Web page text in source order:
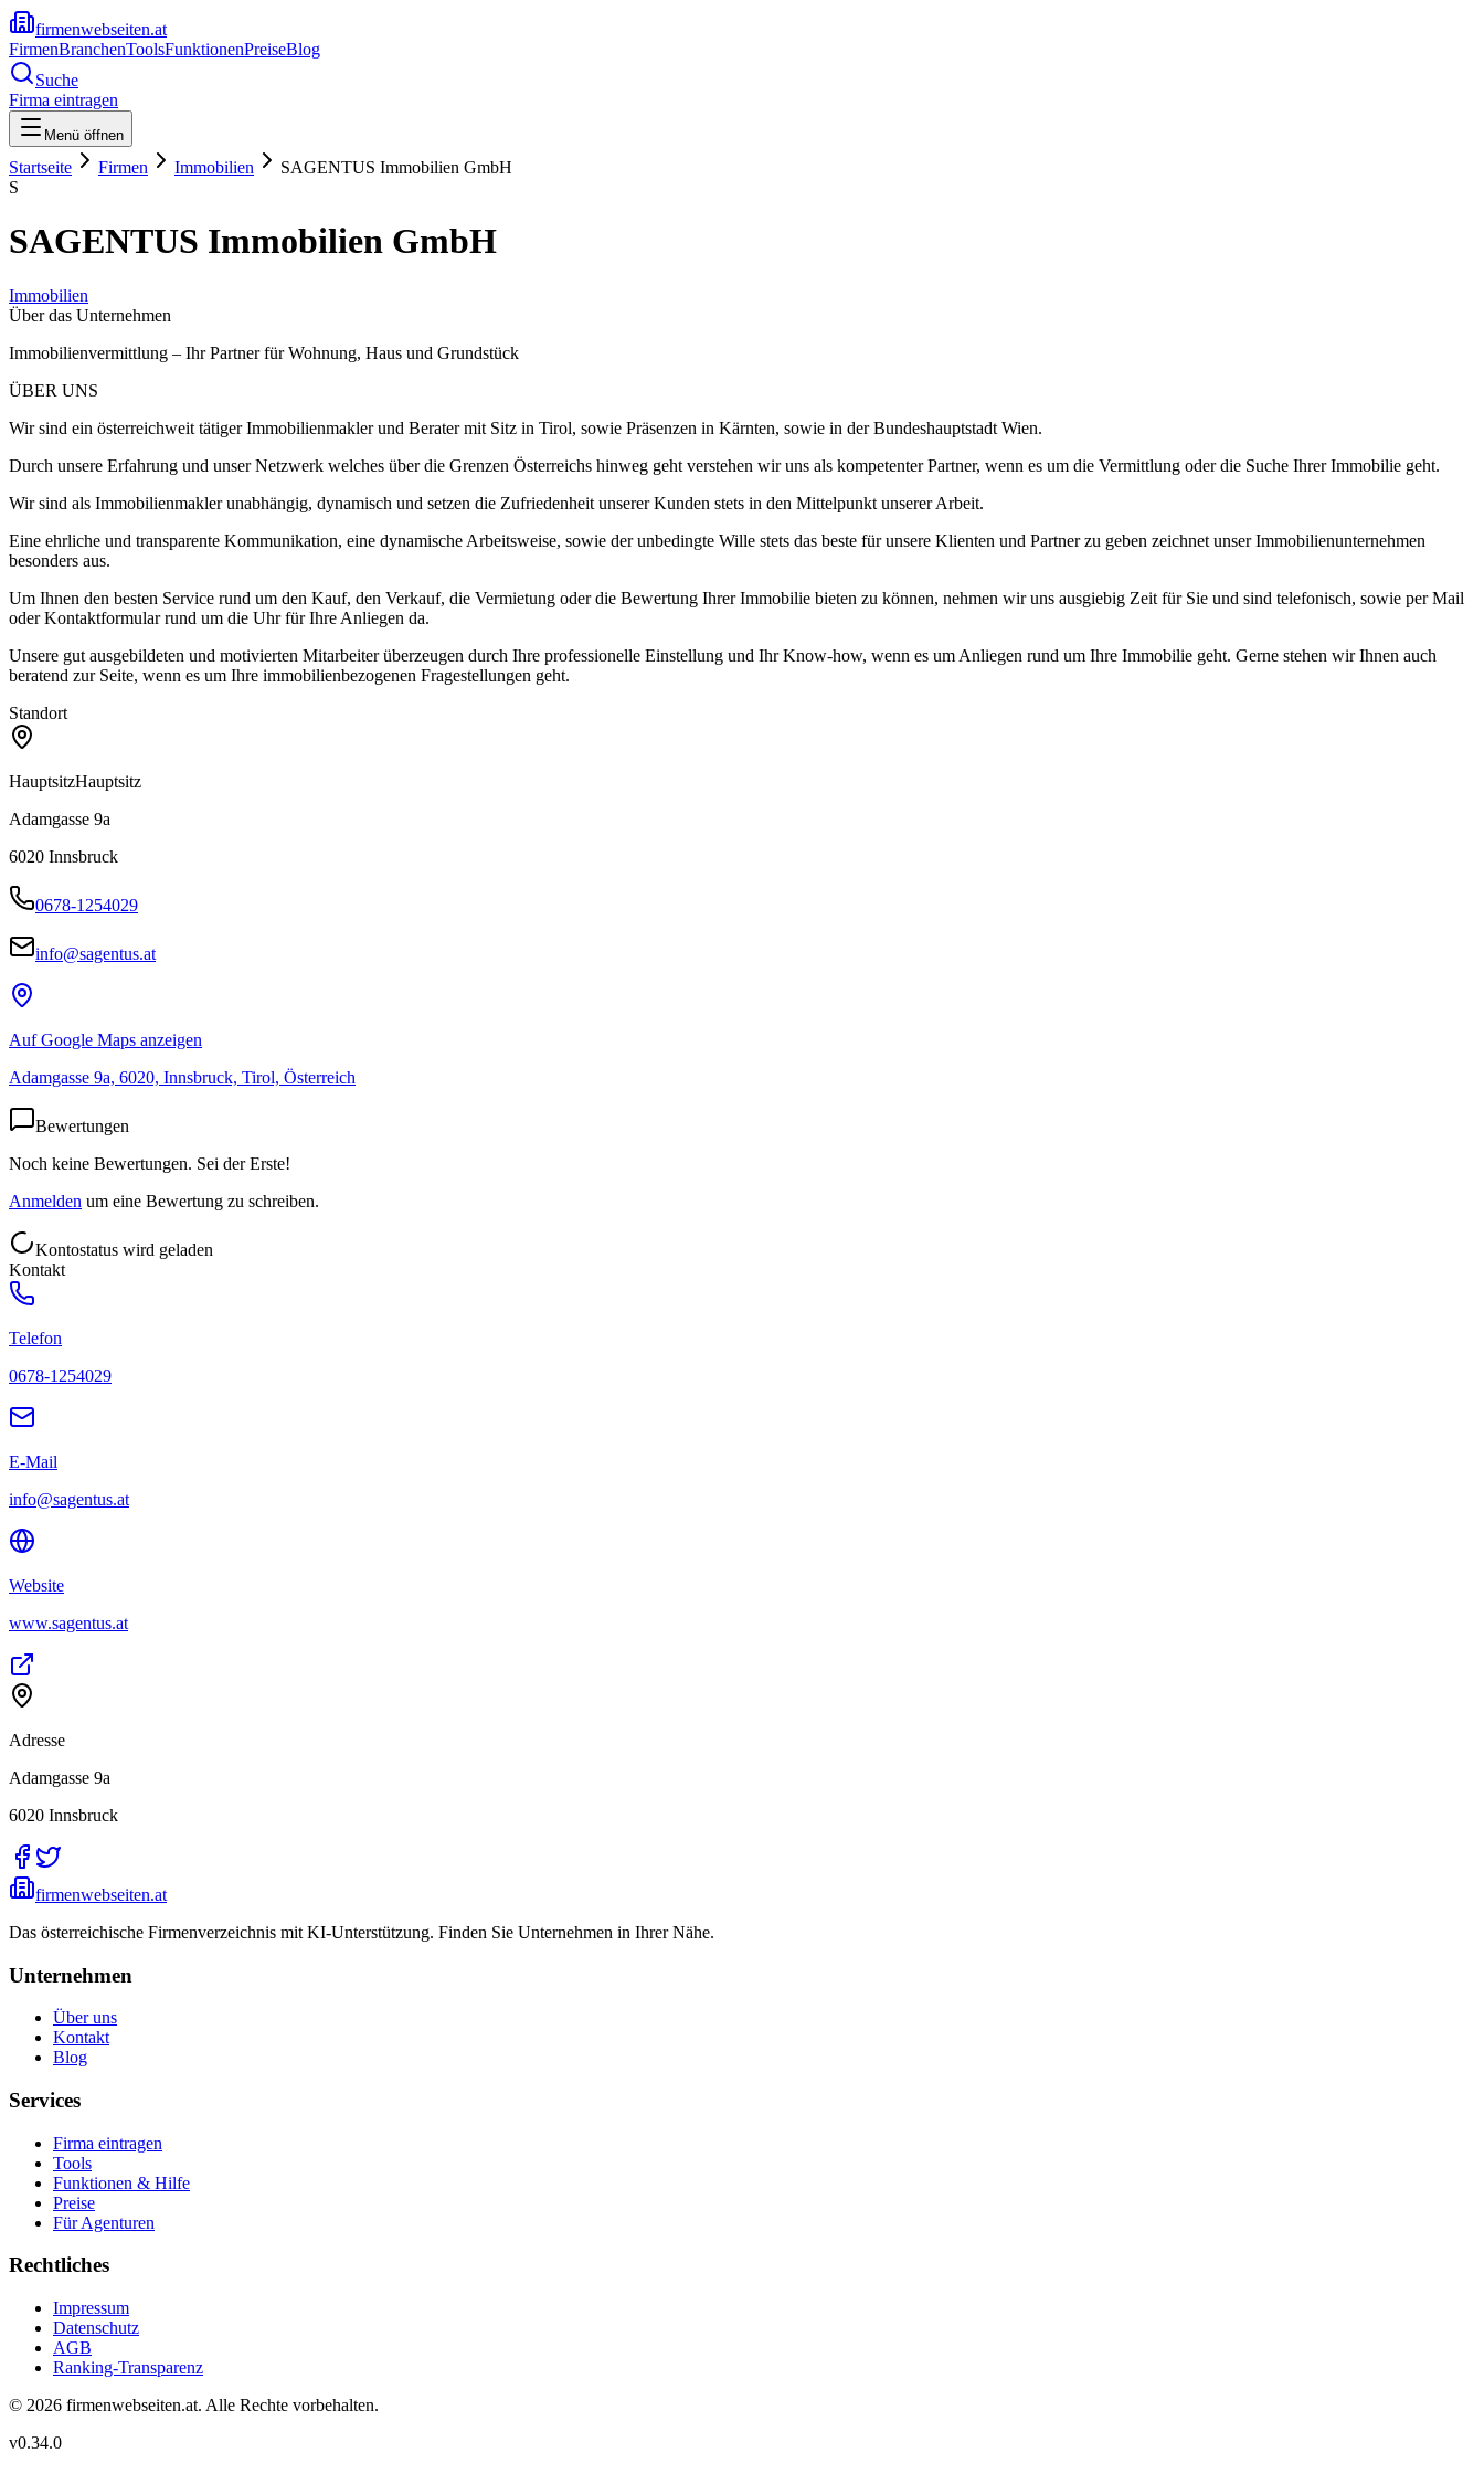
firmenwebseiten.at
FirmenBranchenToolsFunktionenPreiseBlog
Suche
Firma eintragen
Menü öffnen
Startseite Firmen Immobilien
SAGENTUS Immobilien GmbH
S
SAGENTUS Immobilien GmbH
Immobilien
Über das Unternehmen
Immobilienvermittlung – Ihr Partner für Wohnung, Haus und Grundstück
ÜBER UNS
Wir sind ein österreichweit tätiger Immobilienmakler und Berater mit Sitz in Tirol, sowie Präsenzen in Kärnten, sowie in der Bundeshauptstadt Wien.
Durch unsere Erfahrung und unser Netzwerk welches über die Grenzen Österreichs hinweg geht verstehen wir uns als kompetenter Partner, wenn es um die Vermittlung oder die Suche Ihrer Immobilie geht.
Wir sind als Immobilienmakler unabhängig, dynamisch und setzen die Zufriedenheit unserer Kunden stets in den Mittelpunkt unserer Arbeit.
Eine ehrliche und transparente Kommunikation, eine dynamische Arbeitsweise, sowie der unbedingte Wille stets das beste für unsere Klienten und Partner zu geben zeichnet unser Immobilienunternehmen
besonders aus.
Um Ihnen den besten Service rund um den Kauf, den Verkauf, die Vermietung oder die Bewertung Ihrer Immobilie bieten zu können, nehmen wir uns ausgiebig Zeit für Sie und sind telefonisch, sowie per Mail
oder Kontaktformular rund um die Uhr für Ihre Anliegen da.
Unsere gut ausgebildeten und motivierten Mitarbeiter überzeugen durch Ihre professionelle Einstellung und Ihr Know-how, wenn es um Anliegen rund um Ihre Immobilie geht. Gerne stehen wir Ihnen auch
beratend zur Seite, wenn es um Ihre immobilienbezogenen Fragestellungen geht.
Standort
HauptsitzHauptsitz
Adamgasse 9a
6020 Innsbruck
0678-1254029
info@sagentus.at
Auf Google Maps anzeigen
Adamgasse 9a, 6020, Innsbruck, Tirol, Österreich
Bewertungen
Noch keine Bewertungen. Sei der Erste!
Anmelden um eine Bewertung zu schreiben.
Kontostatus wird geladen
Kontakt
Telefon
0678-1254029
E-Mail
info@sagentus.at
Website
www.sagentus.at
Adresse
Adamgasse 9a
6020 Innsbruck
firmenwebseiten.at
Das österreichische Firmenverzeichnis mit KI-Unterstützung. Finden Sie Unternehmen in Ihrer Nähe.
Unternehmen
Über uns
Kontakt
Blog
Services
Firma eintragen
Tools
Funktionen & Hilfe
Preise
Für Agenturen
Rechtliches
Impressum
Datenschutz
AGB
Ranking-Transparenz
© 2026 firmenwebseiten.at. Alle Rechte vorbehalten.
v0.34.0